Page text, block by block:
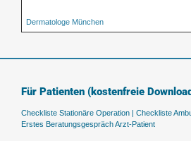
Dermatologe München
Für Patienten (kostenfreie
Checkliste Stationäre Operation | Checkliste
Erstes Beratungsgespräch Arzt-Patient